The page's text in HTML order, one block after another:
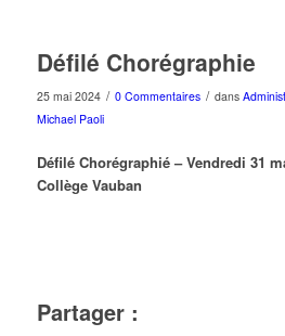
Défilé Chorégraphie
25 mai 2024 / 0 Commentaires / dans
Michael Paoli
Défilé Chorégraphié – Vendredi 31
Collège Vauban
Partager :